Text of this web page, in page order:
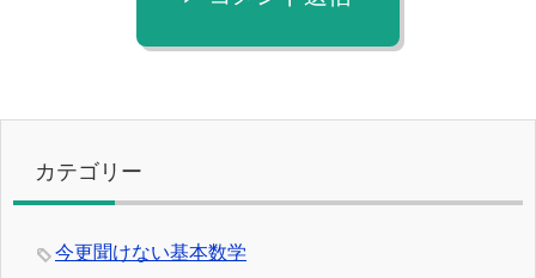
カテゴリー
今更聞けない基本数学